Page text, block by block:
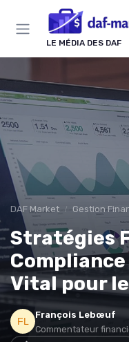
LE MÉDIA DES DAF
DAF Market Gestion
Stratégies
Vital pour le
François Lebœuf
Commentateur
Panneau de gestion des